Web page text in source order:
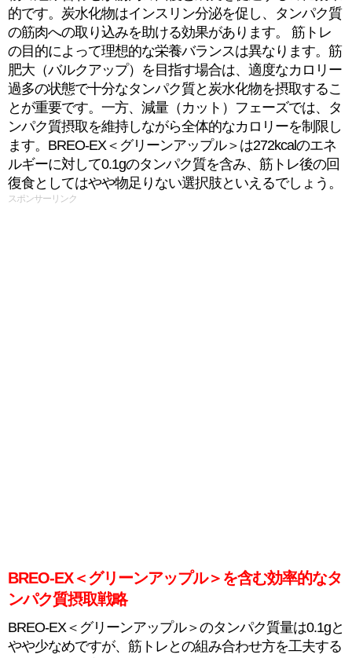
的です。炭水化物はインスリン分泌を促し、タンパク質
の筋肉への取り込みを助ける効果があります。 筋トレ
の目的によって理想的な栄養バランスは異なります。筋
肥大（バルクアップ）を目指す場合は、適度なカロリー
過多の状態で十分なタンパク質と炭水化物を摂取するこ
とが重要です。一方、減量（カット）フェーズでは、タ
ンパク質摂取を維持しながら全体的なカロリーを制限し
ます。BREO-EX＜グリーンアップル＞は272kcalのエネ
ルギーに対して0.1gのタンパク質を含み、筋トレ後の回
復食としてはやや物足りない選択肢といえるでしょう。
スポンサーリンク
BREO-EX＜グリーンアップル＞を含む効率的なタ
ンパク質摂取戦略
BREO-EX＜グリーンアップル＞のタンパク質量は0.1gと
やや少なめですが、筋トレとの組み合わせ方を工夫する